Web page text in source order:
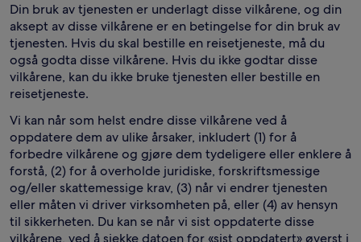
Din bruk av tjenesten er underlagt disse vilkårene, og din
aksept av disse vilkårene er en betingelse for din bruk av
tjenesten. Hvis du skal bestille en reisetjeneste, må du
også godta disse vilkårene. Hvis du ikke godtar disse
vilkårene, kan du ikke bruke tjenesten eller bestille en
reisetjeneste.
Vi kan når som helst endre disse vilkårene ved å
oppdatere dem av ulike årsaker, inkludert (1) for å
forbedre vilkårene og gjøre dem tydeligere eller enklere å
forstå, (2) for å overholde juridiske, forskriftsmessige
og/eller skattemessige krav, (3) når vi endrer tjenesten
eller måten vi driver virksomheten på, eller (4) av hensyn
til sikkerheten. Du kan se når vi sist oppdaterte disse
vilkårene, ved å sjekke datoen for «sist oppdatert» øverst i